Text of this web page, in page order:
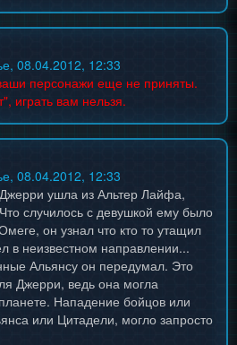
08.04.2012, 12:33
персонажи еще не приняты.
играть вам нельзя.
08.04.2012, 12:33
Джерри ушла из Альтер Лайфа,
случилось с девушкой ему было
он узнал что кто то утащил
в неизвестном направлении...
Альянсу он передумал. Это
Джерри, ведь она могла
Нападение бойцов или
или Цитадели, могло запросто